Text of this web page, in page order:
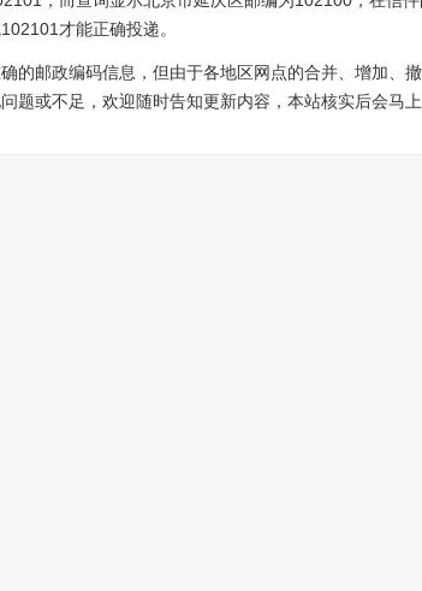
才能正确投递。
的邮政编码信息，但由于各地区网点的合并、增加、
题或不足，欢迎随时告知更新内容，本站核实后会马